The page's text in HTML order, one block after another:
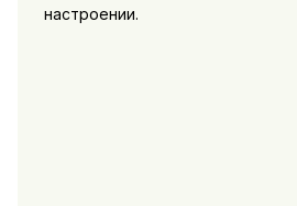
настроении.